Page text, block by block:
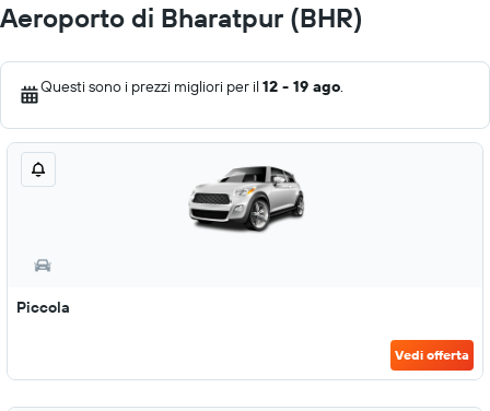
Aeroporto di Bharatpur (BHR)
Questi sono i prezzi migliori per il 12 - 19 ago.
Piccola
Vedi offerta